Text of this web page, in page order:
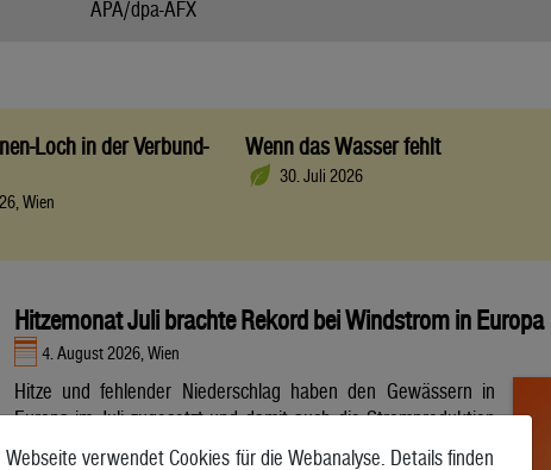
APA/dpa-AFX
Loch in der Verbund-
Wien
Wenn das Wasser fehlt
30. Juli 2026
Hitzemonat Juli brachte Rekord bei Windstrom in Europa
4. August 2026, Wien
Hitze und fehlender Niederschlag haben den Gewässern in
Europa im Juli zugesetzt und damit auch die Stromproduktion
aus Wasser- und Atomkraft beeinträchtigt. Unterdessen
Webseite verwendet Cookies für die Webanalyse. Details finden